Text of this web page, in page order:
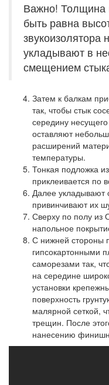
Важно! Толщина
быть равна
звукоизолятора
укладывают в
смещением
Затем к балкам
так, чтобы стык
середину
оставляют
расширений
температуры.
Тонкая подложка
приклеивается по
Далее укладывают
привинчивают их
Сверху по полу
напольное
С нижней стороны
гипсокартонными
саморезами так,
на середине
установки
поверхность
малярной сеткой,
трещин. После
нанесению